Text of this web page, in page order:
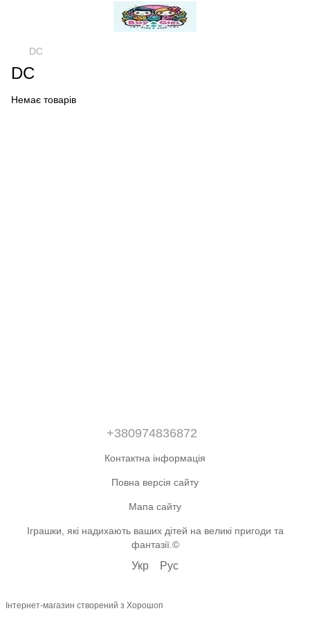
DC
DC
Немає товарів
+380974836872
Контактна інформація
Повна версія сайту
Мапа сайту
Іграшки, які надихають ваших дітей на великі пригоди та
фантазії.©
Укр Рус
Інтернет-магазин створений з Хорошоп